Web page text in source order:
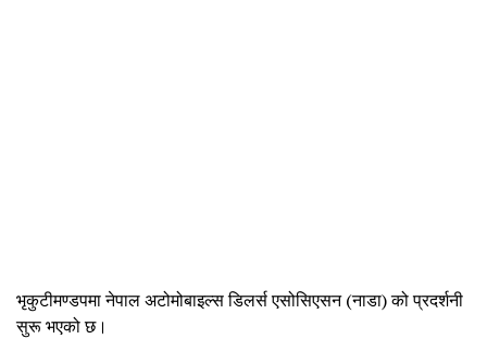
भृकुटीमण्डपमा नेपाल अटोमोबाइल्स डिलर्स एसोसिएसन (नाडा) को प्रदर्शनी
सुरू भएको छ।